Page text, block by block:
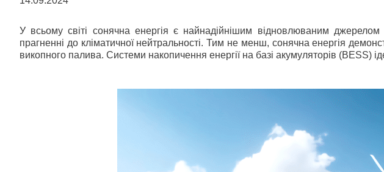
У всьому світі сонячна енергія є найнадійнішим відновлюваним джерелом
прагненні до кліматичної нейтральності. Тим не менш, сонячна енергія
викопного палива. Системи накопичення енергії на базі акумуляторів (BESS)